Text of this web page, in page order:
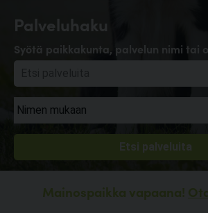
Palveluhaku
Syötä paikkakunta, palvelun nimi tai
Mainospaikka vapaana!